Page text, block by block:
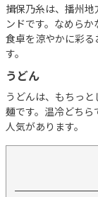
揖保乃糸は、播州
ンドです。なめら
食卓を涼やかに彩
す。
うどん
うどんは、もちっ
麺です。温冷どち
人気があります。